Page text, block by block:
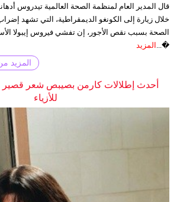
قال المدير العام لمنظمة الصحة العالمية تيدروس
خلال زيارة إلى الكونغو الديمقراطية، التي تشهد
الصحة بسبب نقص الأجور، إن تفشي فيروس إيبولا
�... المزيد
المزيد
أحدث إطلالات كارمن بصيبص شعر قصير
للأزياء